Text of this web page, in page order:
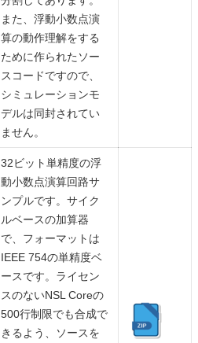
また、浮動小数点演
算の動作理解をする
ために作られたソー
スコードですので、
シミュレーションモ
デルは同封されてい
ません。
32ビット単精度の浮
動小数点演算回路サ
ンプルです。サイク
ルベースの加算器
で、フォーマットは
IEEE 754の単精度ベ
ースです。ライセン
スのないNSL Coreの
500行制限でも合成で
きるよう、ソースを